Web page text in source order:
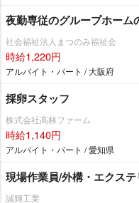
夜勤専従のグループホーム
社会福祉法人まつのみ福祉会
時給1,220円
アルバイト・パート / 大阪府
採卵スタッフ
株式会社高林ファーム
時給1,140円
アルバイト・パート / 愛知県
現場作業員/外構・エクス
誠輝工業